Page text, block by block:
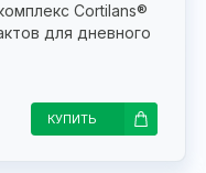
Cortilans®
для дневного
КУПИТЬ